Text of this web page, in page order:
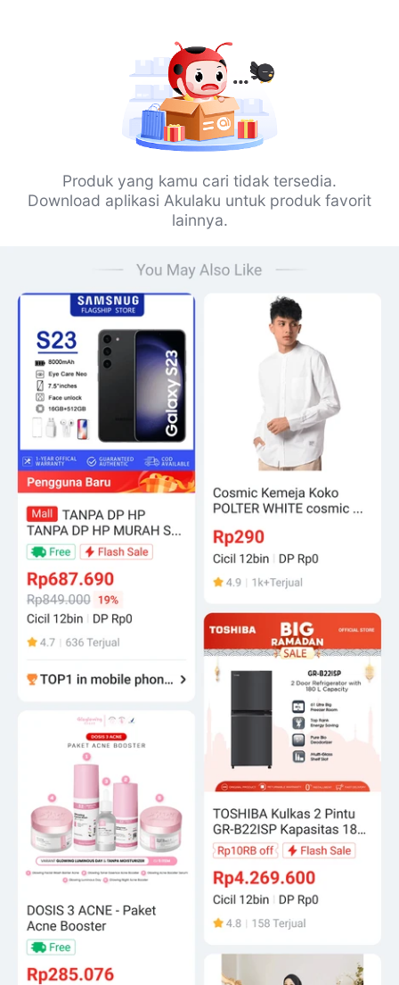
Produk yang kamu cari tidak tersedia.
Download aplikasi Akulaku untuk produk favorit
lainnya.